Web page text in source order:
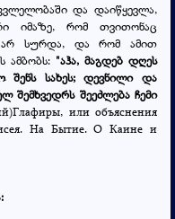
და დაიწყევლა,
იმაზე, რომ თვითონაც
არ სურდა, და რომ ამით
ამბობს: "აჰა, მაგდებ დღეს
შენს სახეს; დევნილი და
შემხვედრს შეეძლება ჩემი
Глафиры, или объяснения
На Бытие. О Каине и